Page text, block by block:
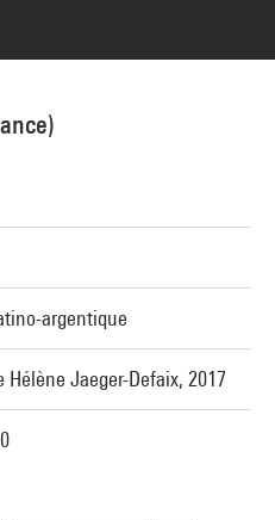
argentique
Hélène Jaeger-Defaix, 2017
MNAM-CCI/Audrey Laurans/Dist.